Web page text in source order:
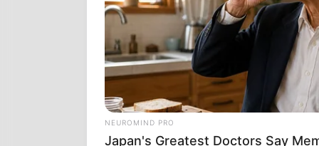
Αβραμόπουλο
του
πρώην
Qatargate.
Σύμφωνα με
χρήματα
NEUROMIND PRO
Japan's Greatest Doctors Say